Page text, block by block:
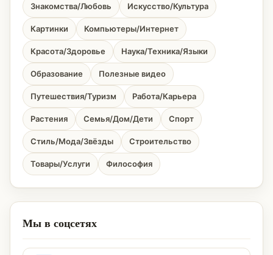
Знакомства/Любовь Искусство/Культура
Картинки Компьютеры/Интернет
Красота/Здоровье Наука/Техника/Языки
Образование Полезные видео
Путешествия/Туризм Работа/Карьера
Растения Семья/Дом/Дети Спорт
Стиль/Мода/Звёзды Строительство
Товары/Услуги Философия
Мы в соцсетях